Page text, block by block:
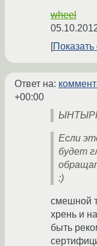
wheel
Показать
Ответ на:
+00:00
Если
будет
:)
смешной
хрень и
быть